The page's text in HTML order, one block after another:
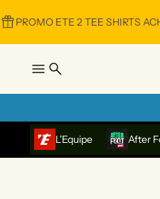
PROMO ETE 2 TEE SHIRTS
L'Equipe After